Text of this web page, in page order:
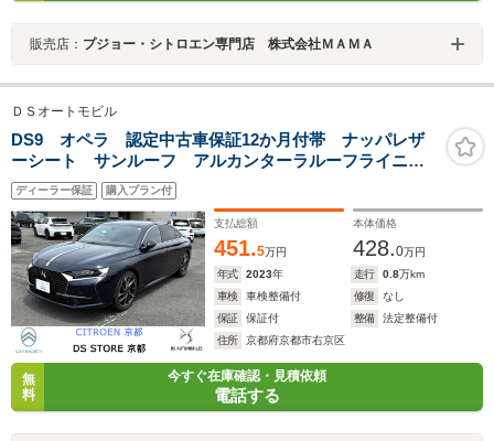
販売店： プジョー・シトロエン専門店 株式会社ＭＡＭＡ
ＤＳオートモビル
DS9 オペラ 認定中古車保証12か月付帯 ナッパレザ
ーシート サンルーフ アルカンターラルーフライニン
グ 電動トランクゲート 純正ナビ フルセグTV アッ
プルカープレイ&アンドロイドオート対応
ディーラー保証 購入プラン付
支払総額
451.5万円
本体価格
428.0万円
年式
2023年 走行 0.8万km
車検
車検整備付 修復
なし
保証
保証付 整備
法定整備付
住所
京都府京都市右京区
無
料
今すぐ在庫確認・見積依頼
電話する